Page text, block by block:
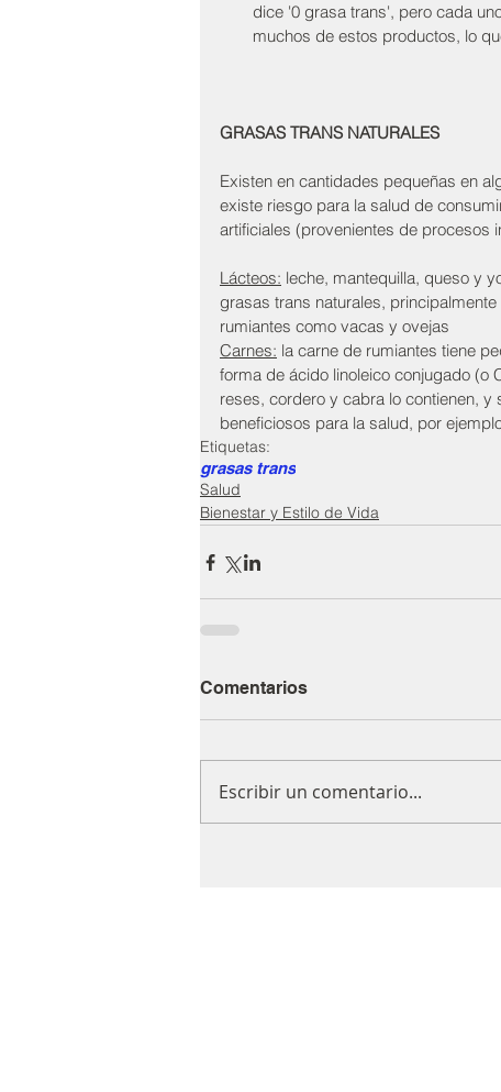
dice '0 grasa trans', pero cada
muchos de estos productos, lo
GRASAS TRANS NATURALES
Existen en cantidades pequeñas en
existe riesgo para la salud de
artificiales (provenientes de procesos
Lácteos: leche, mantequilla, queso y
grasas trans naturales,
rumiantes como vacas y ovejas
Carnes: la carne de rumiantes tiene
forma de ácido linoleico conjugado (o
reses, cordero y cabra lo contienen,
beneficiosos para la salud, por
Etiquetas:
grasas trans
Salud
Bienestar y Estilo de Vida
Comentarios
Escribir un comentario...